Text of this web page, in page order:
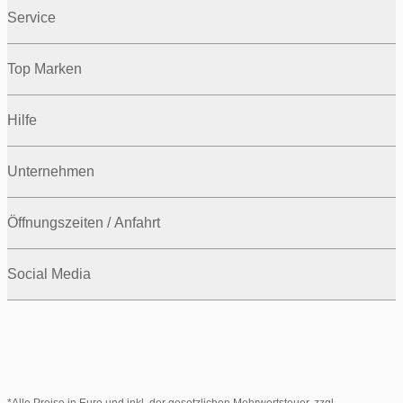
Service
Top Marken
Hilfe
Unternehmen
Öffnungszeiten / Anfahrt
Social Media